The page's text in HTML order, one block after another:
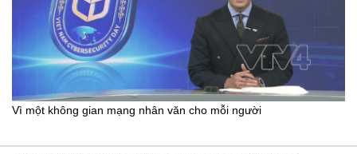
Vì một không gian mạng nhân văn cho mỗi người